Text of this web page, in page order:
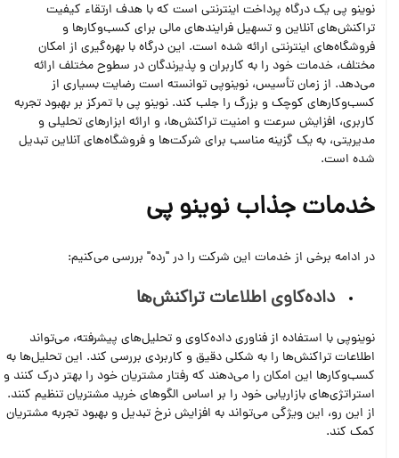
نوینو پی یک درگاه پرداخت اینترنتی است که با هدف ارتقاء کیفیت
تراکنش‌های آنلاین و تسهیل فرایندهای مالی برای کسب‌وکارها و
فروشگاه‌های اینترنتی ارائه شده است. این درگاه با بهره‌گیری از امکان
مختلف، خدمات خود را به کاربران و پذیرندگان در سطوح مختلف ارائه
می‌دهد. از زمان تأسیس، نوینوپی توانسته است رضایت بسیاری از
کسب‌وکارهای کوچک و بزرگ را جلب کند. نوینو پی با تمرکز بر بهبود تجربه
کاربری، افزایش سرعت و امنیت تراکنش‌ها، و ارائه ابزارهای تحلیلی و
مدیریتی، به یک گزینه مناسب برای شرکت‌ها و فروشگاه‌های آنلاین تبدیل
شده است.
خدمات جذاب نوینو پی
در ادامه برخی از خدمات این شرکت را در "رده" بررسی می‌کنیم:
داده‌کاوی اطلاعات تراکنش‌ها
نوینوپی با استفاده از فناوری داده‌کاوی و تحلیل‌های پیشرفته، می‌تواند
اطلاعات تراکنش‌ها را به شکلی دقیق و کاربردی بررسی کند. این تحلیل‌ها به
کسب‌وکارها این امکان را می‌دهند که رفتار مشتریان خود را بهتر درک کنند و
استراتژی‌های بازاریابی خود را بر اساس الگوهای خرید مشتریان تنظیم کنند.
از این رو، این ویژگی می‌تواند به افزایش نرخ تبدیل و بهبود تجربه مشتریان
کمک کند.